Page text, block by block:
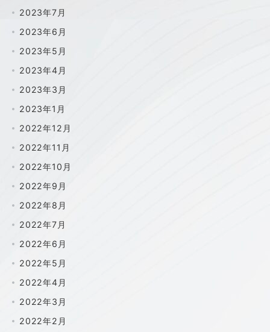
2023年7月
2023年6月
2023年5月
2023年4月
2023年3月
2023年1月
2022年12月
2022年11月
2022年10月
2022年9月
2022年8月
2022年7月
2022年6月
2022年5月
2022年4月
2022年3月
2022年2月